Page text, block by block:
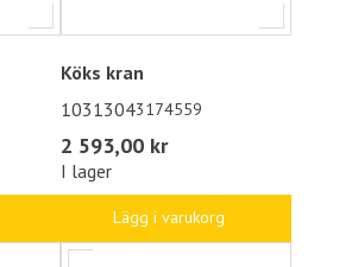
Köks kran
10313043174559
2 593,00 kr
I lager
Lägg i varukorg